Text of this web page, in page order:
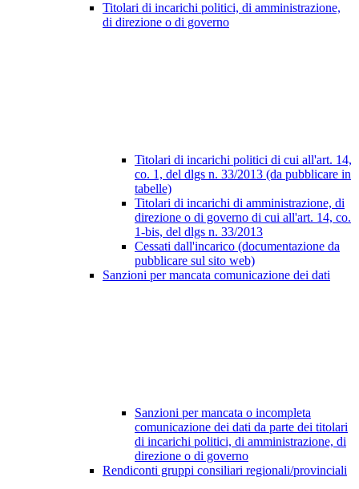
Titolari di incarichi politici, di amministrazione,
di direzione o di governo
Titolari di incarichi politici di cui all'art. 14,
co. 1, del dlgs n. 33/2013 (da pubblicare in
tabelle)
Titolari di incarichi di amministrazione, di
direzione o di governo di cui all'art. 14, co.
1-bis, del dlgs n. 33/2013
Cessati dall'incarico (documentazione da
pubblicare sul sito web)
Sanzioni per mancata comunicazione dei dati
Sanzioni per mancata o incompleta
comunicazione dei dati da parte dei titolari
di incarichi politici, di amministrazione, di
direzione o di governo
Rendiconti gruppi consiliari regionali/provinciali